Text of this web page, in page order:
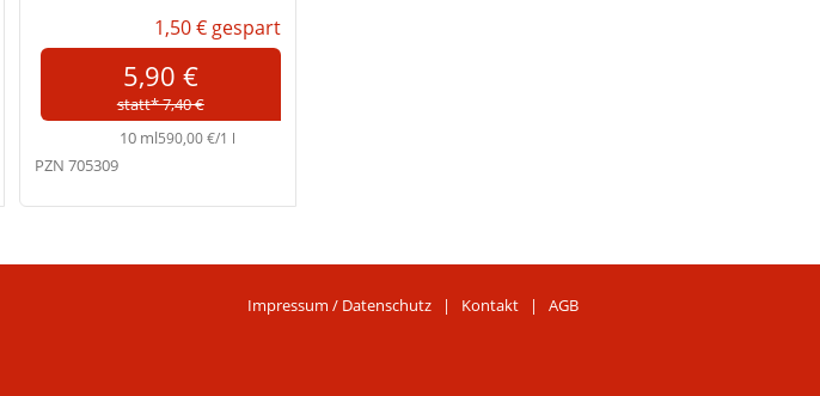
1,50 € gespart
5,90 €
statt* 7,40 €
10 ml590,00 €/1 l
PZN 705309
Impressum / Datenschutz | Kontakt | AGB